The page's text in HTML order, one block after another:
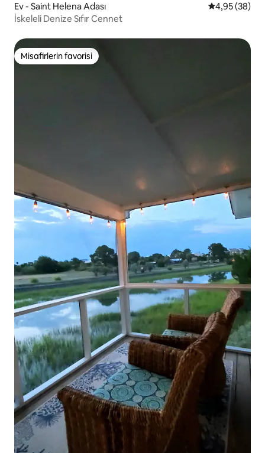
Ev - Saint Helena Adası 5 üzerinden
4,95 (38)
İskeleli Denize Sıfır Cennet
Misafirlerin favorisi
Misafirlerin favorisi